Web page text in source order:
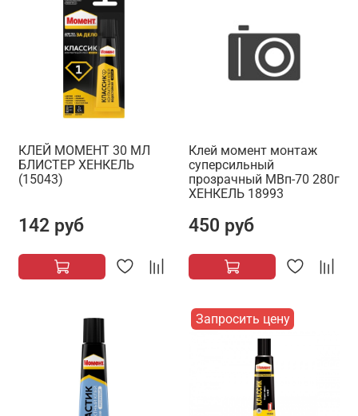
КЛЕЙ МОМЕНТ 30 МЛ
БЛИСТЕР ХЕНКЕЛЬ
(15043)
142 руб
Клей момент монтаж
суперсильный
прозрачный МВп-70 280г
ХЕНКЕЛЬ 18993
450 руб
Запросить цену